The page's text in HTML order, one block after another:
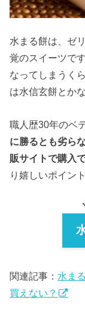
水まる餅は、ゼ
覚のスイーツで
なってしまうく
は水信玄餅とか
職人歴30年のベ
に勝るとも劣ら
販サイトで購入
り嬉しいポイン
関連記事： 水ま
買えない？